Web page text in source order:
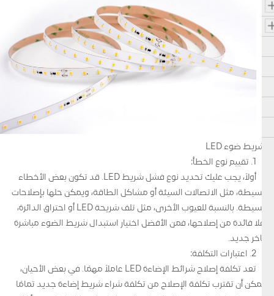
شريط ضوء LED
أولاً، يجب عليك تحديد نوع فشل شريط LED. قد تكون بعض الأخطاء
بسيطة، مثل الاتصالات السيئة أو مشاكل الطاقة، ويمكن حلها بإصلاحات
بسيطة. بالنسبة للعيوب الأخرى، مثل تلف شريحة LED أو احتراق الدائرة،
فلا فائدة من إصلاحها، فمن الأفضل اختيار استبدال شريط الضوء مباشرة
بآخر جديد.
تعد تكلفة إصلاح شرائط الإضاءة LED عاملاً مهمًا. في بعض الأحيان،
يمكن أن تقترب تكلفة الإصلاح من تكلفة شراء شريط إضاءة جديد تمامًا